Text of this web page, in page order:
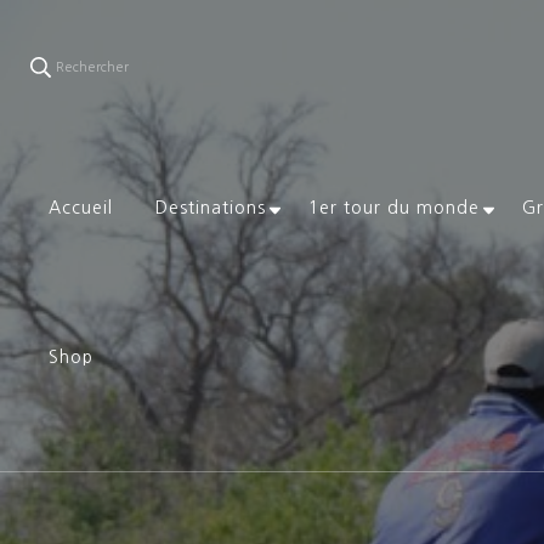
Rechercher
Accueil Destinations 1er tour du monde
Shop